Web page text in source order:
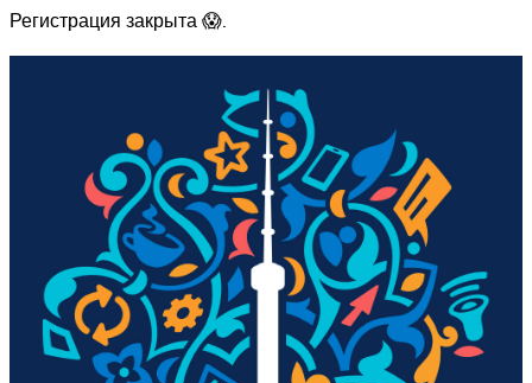
Регистрация закрыта 😱.